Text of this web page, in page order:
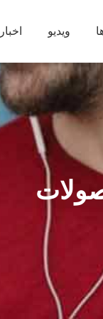
ویدیو اخبار